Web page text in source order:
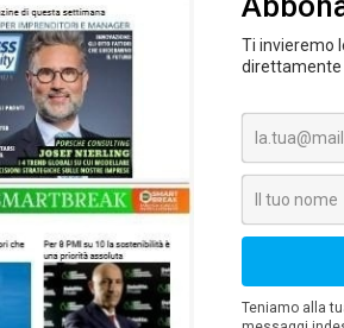
anche alle
complesso
spread Bid/Ask
12 Novembre
un segnale del
da vicino
disponibile si
del
perciò
dello